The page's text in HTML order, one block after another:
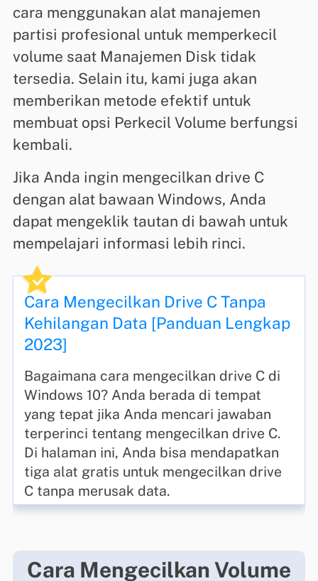
cara menggunakan alat manajemen
partisi profesional untuk memperkecil
volume saat Manajemen Disk tidak
tersedia. Selain itu, kami juga akan
memberikan metode efektif untuk
membuat opsi Perkecil Volume berfungsi
kembali.
Jika Anda ingin mengecilkan drive C
dengan alat bawaan Windows, Anda
dapat mengeklik tautan di bawah untuk
mempelajari informasi lebih rinci.
Cara Mengecilkan Drive C Tanpa
Kehilangan Data [Panduan Lengkap
2023]
Bagaimana cara mengecilkan drive C di
Windows 10? Anda berada di tempat
yang tepat jika Anda mencari jawaban
terperinci tentang mengecilkan drive C.
Di halaman ini, Anda bisa mendapatkan
tiga alat gratis untuk mengecilkan drive
C tanpa merusak data.
Cara Mengecilkan Volume